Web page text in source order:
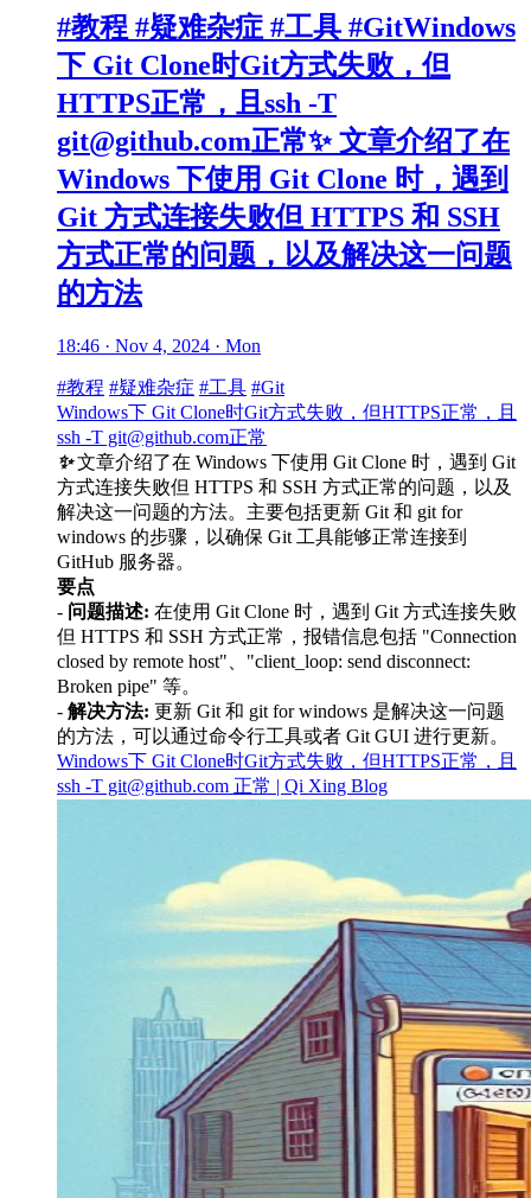
#教程 #疑难杂症 #工具 #GitWindows
下 Git Clone时Git方式失败，但
HTTPS正常，且ssh -T
git@github.com正常✨ 文章介绍了在
Windows 下使用 Git Clone 时，遇到
Git 方式连接失败但 HTTPS 和 SSH
方式正常的问题，以及解决这一问题
的方法
18:46 · Nov 4, 2024 · Mon
#教程 #疑难杂症 #工具 #Git
Windows下 Git Clone时Git方式失败，但HTTPS正常，且
ssh -T git@github.com正常
✨文章介绍了在 Windows 下使用 Git Clone 时，遇到 Git
方式连接失败但 HTTPS 和 SSH 方式正常的问题，以及
解决这一问题的方法。主要包括更新 Git 和 git for
windows 的步骤，以确保 Git 工具能够正常连接到
GitHub 服务器。
要点
- 问题描述: 在使用 Git Clone 时，遇到 Git 方式连接失败
但 HTTPS 和 SSH 方式正常，报错信息包括 "Connection
closed by remote host"、"client_loop: send disconnect:
Broken pipe" 等。
- 解决方法: 更新 Git 和 git for windows 是解决这一问题
的方法，可以通过命令行工具或者 Git GUI 进行更新。
Windows下 Git Clone时Git方式失败，但HTTPS正常，且
ssh -T git@github.com 正常 | Qi Xing Blog